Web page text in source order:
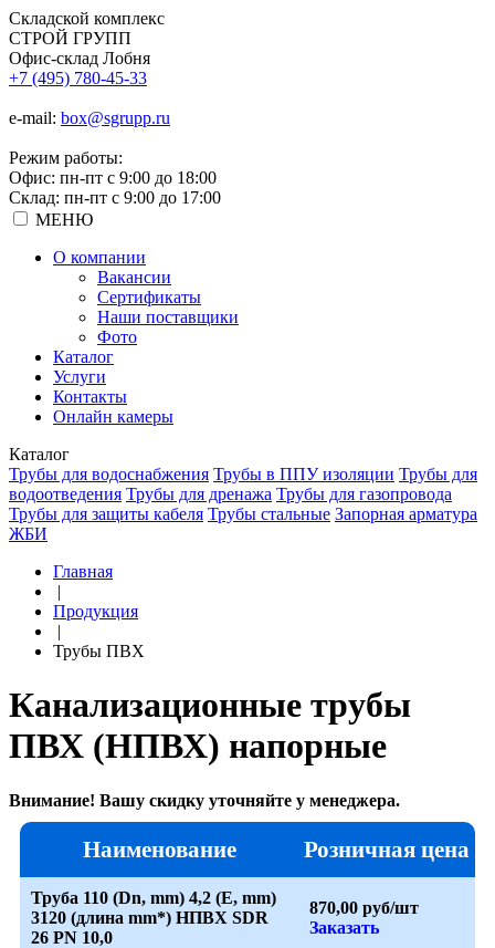
Складской комплекс
СТРОЙ ГРУПП
Офис-склад Лобня
+7 (495) 780-45-33
e-mail: box@sgrupp.ru
Режим работы:
Офис: пн-пт с 9:00 до 18:00
Склад: пн-пт с 9:00 до 17:00
МЕНЮ
О компании
Вакансии
Сертификаты
Наши поставщики
Фото
Каталог
Услуги
Контакты
Онлайн камеры
Каталог
Трубы для водоснабжения Трубы в ППУ изоляции Трубы для
водоотведения Трубы для дренажа Трубы для газопровода
Трубы для защиты кабеля Трубы стальные Запорная арматура
ЖБИ
Главная
|
Продукция
|
Трубы ПВХ
Канализационные трубы
ПВХ (НПВХ) напорные
Внимание! Вашу скидку уточняйте у менеджера.
Наименование Розничная цена
Труба 110 (Dn, mm) 4,2 (E, mm)
3120 (длина mm*) НПВХ SDR
26 PN 10,0
870,00 руб/шт
Заказать